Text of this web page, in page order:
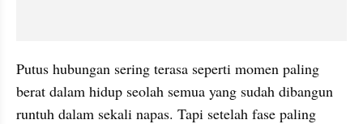
Putus hubungan sering terasa seperti momen paling
berat dalam hidup seolah semua yang sudah dibangun
runtuh dalam sekali napas. Tapi setelah fase paling